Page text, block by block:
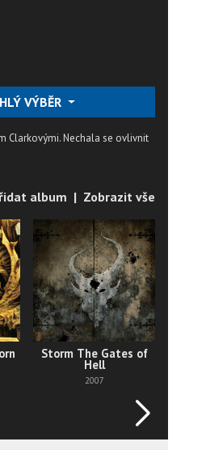
VÝBĚR
Clarkovými. Nechala se ovlivnit
album | Zobrazit vše
Storm The Gates of
Hell
2007